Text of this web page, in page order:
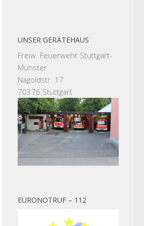
UNSER GERÄTEHAUS
Freiw. Feuerwehr Stuttgart-
Münster
Nagoldstr. 17
70376 Stuttgart
EURONOTRUF – 112